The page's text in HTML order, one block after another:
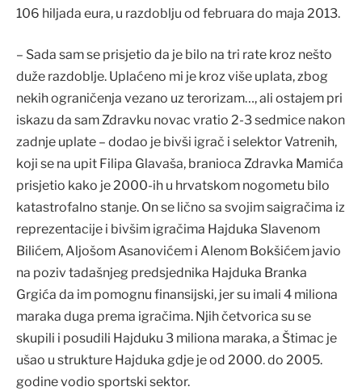
106 hiljada eura, u razdoblju od februara do maja 2013.
– Sada sam se prisjetio da je bilo na tri rate kroz nešto
duže razdoblje. Uplaćeno mi je kroz više uplata, zbog
nekih ograničenja vezano uz terorizam…, ali ostajem pri
iskazu da sam Zdravku novac vratio 2-3 sedmice nakon
zadnje uplate – dodao je bivši igrač i selektor Vatrenih,
koji se na upit Filipa Glavaša, branioca Zdravka Mamića
prisjetio kako je 2000-ih u hrvatskom nogometu bilo
katastrofalno stanje. On se lično sa svojim saigračima iz
reprezentacije i bivšim igračima Hajduka Slavenom
Bilićem, Aljošom Asanovićem i Alenom Bokšićem javio
na poziv tadašnjeg predsjednika Hajduka Branka
Grgića da im pomognu finansijski, jer su imali 4 miliona
maraka duga prema igračima. Njih četvorica su se
skupili i posudili Hajduku 3 miliona maraka, a Štimac je
ušao u strukture Hajduka gdje je od 2000. do 2005.
godine vodio sportski sektor.